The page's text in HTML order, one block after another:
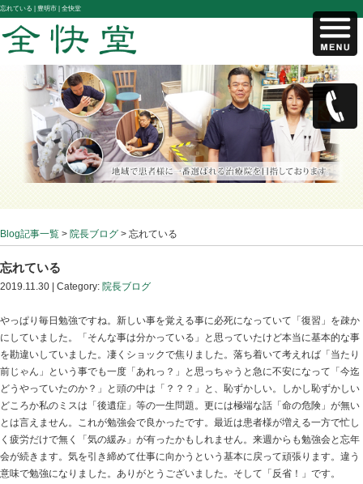
忘れている |豊明市 | 全快堂
Blog記事一覧>院長ブログ> 忘れている
忘れている
2019.11.30 | Category:院長ブログ
やっぱり毎日勉強ですね。新しい事を覚える事に必死に